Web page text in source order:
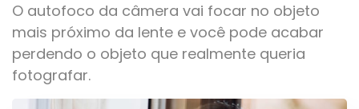
O autofoco da câmera vai focar no objeto
mais próximo da lente e você pode acabar
perdendo o objeto que realmente queria
fotografar.